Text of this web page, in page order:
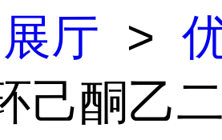
厅 >
己酮乙